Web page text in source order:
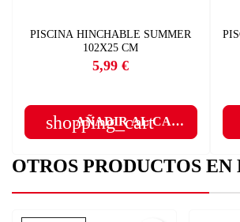
PISCINA HINCHABLE SUMMER
102X25 CM
Precio
5,99 €
shopping_cart
AÑADIR AL CARRITO
OTROS PRODUCTOS